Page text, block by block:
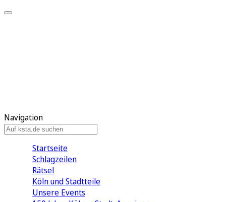
Navigation
Startseite
Schlagzeilen
Rätsel
Köln und Stadtteile
Unsere Events